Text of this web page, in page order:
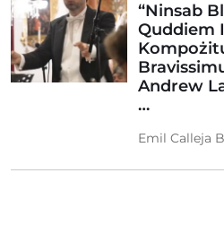
“Ninsab
Quddiem
Andrew
…
Emil Calleja